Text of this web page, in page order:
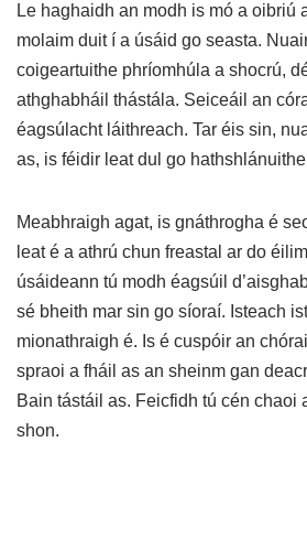
Le haghaidh an modh is mó a oibriú
molaim duit í a úsáid go seasta.
coigeartuithe phríomhúla a shocrú,
athghabháil thástála. Seiceáil an
éagsúlacht láithreach. Tar éis sin,
as, is féidir leat dul go
Meabhraigh agat, is gnáthrogha é
leat é a athrú chun freastal ar do
úsáideann tú modh éagsúil
sé bheith mar sin go síoraí. Isteach
mionathraigh é. Is é cuspóir an
spraoi a fháil as an sheinm gan
Bain tástáil as. Feicfidh tú cén chaoi
shon.